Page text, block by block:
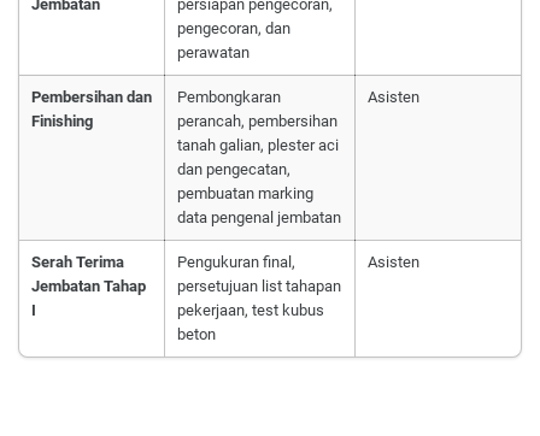
Jembatan
persiapan pengecoran,
pengecoran, dan
perawatan
Pembersihan dan
Finishing
Pembongkaran
perancah, pembersihan
tanah galian, plester aci
dan pengecatan,
pembuatan marking
data pengenal jembatan
Asisten
Serah Terima
Jembatan Tahap
I
Pengukuran final,
persetujuan list tahapan
pekerjaan, test kubus
beton
Asisten